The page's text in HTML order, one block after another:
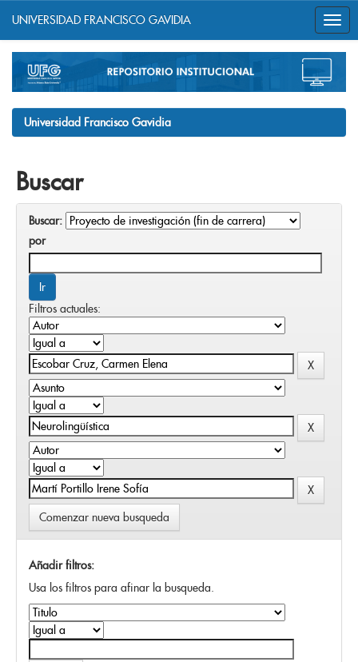
navigation
UNIVERSIDAD FRANCISCO GAVIDIA
Universidad Francisco Gavidia
Buscar
Buscar:
por
Filtros actuales:
Comenzar nueva busqueda
Añadir filtros:
Usa los filtros para afinar la busqueda.